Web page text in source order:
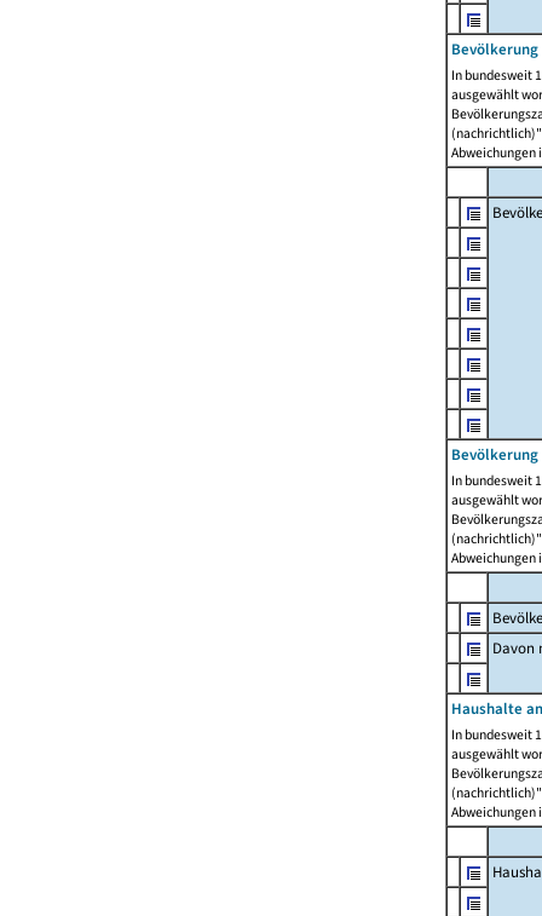
In bundesweit
ausgewählt
Abweichungen
In bundesweit
ausgewählt
Abweichungen
Davon
Haushalte
In bundesweit
ausgewählt
Abweichungen